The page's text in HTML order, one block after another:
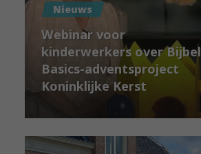
Nieuws
Webinar voor
kinderwerkers over Bijbel
Basics-adventsproject
Koninklijke Kerst